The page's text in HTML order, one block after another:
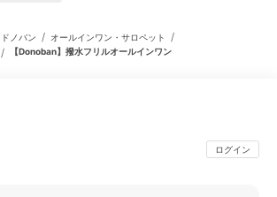
ドノバン / オールインワン・サロペット /
/ 【Donoban】撥水フリルオールインワン
ログイン